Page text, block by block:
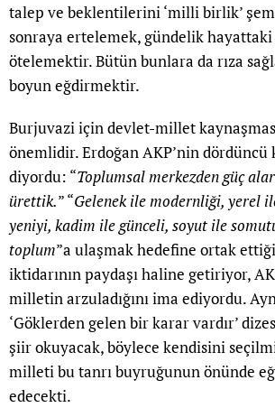
talep ve beklentilerini ‘milli birlik’
sonraya ertelemek, gündelik hayattaki
ötelemektir. Bütün bunlara da rıza
boyun eğdirmektir.
Burjuvazi için devlet-millet
önemlidir. Erdoğan AKP’nin dördüncü
diyordu: “Toplumsal merkezden güç
ürettik.” “Gelenek ile modernliği, yerel
yeniyi, kadim ile günceli, soyut ile
toplum”a ulaşmak hedefine ortak
iktidarının paydaşı haline getiriyor,
milletin arzuladığını ima ediyordu.
‘Göklerden gelen bir karar vardır’
şiir okuyacak, böylece kendisini
milleti bu tanrı buyruğunun önünde
edecekti.